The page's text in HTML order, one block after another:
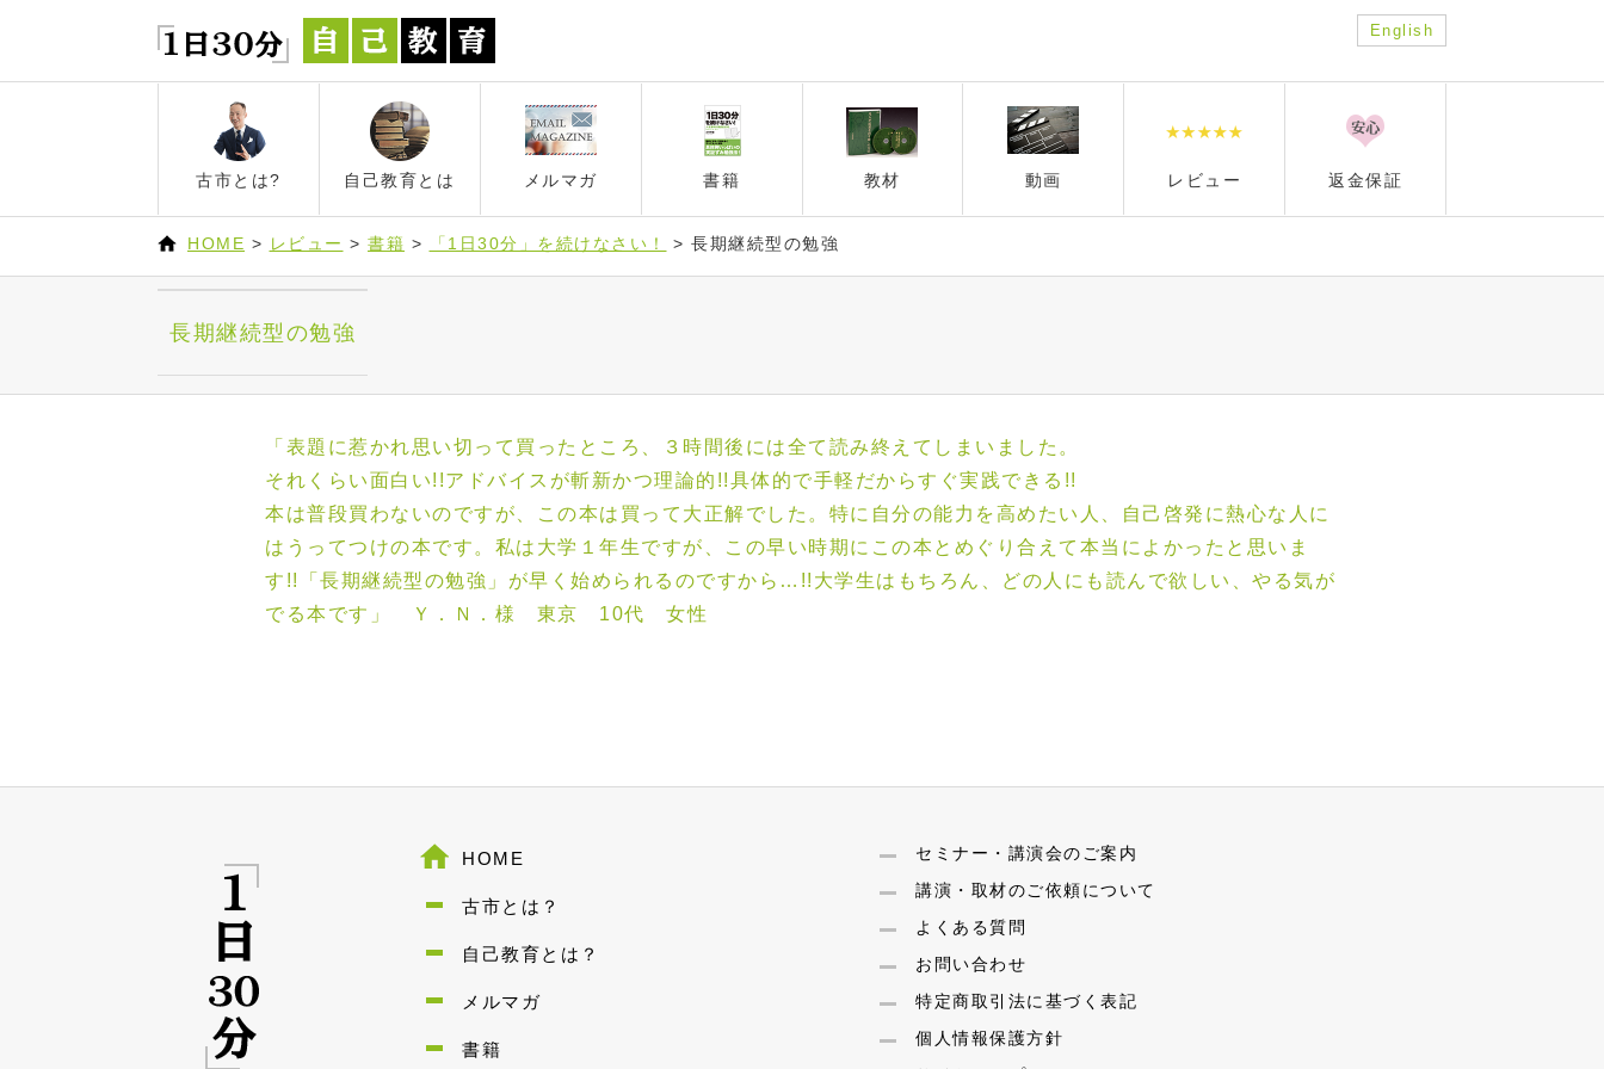
English
古市とは? 自己教育とは メルマガ 書籍 教材 動画 レビュー 返金保証
HOME > レビュー > 書籍 > 「1日30分」を続けなさい！ > 長期継続型の勉強
長期継続型の勉強
「表題に惹かれ思い切って買ったところ、３時間後には全て読み終えてしまいました。
それくらい面白い!!アドバイスが斬新かつ理論的!!具体的で手軽だからすぐ実践できる!!
本は普段買わないのですが、この本は買って大正解でした。特に自分の能力を高めたい人、自己啓発に熱心な人に
はうってつけの本です。私は大学１年生ですが、この早い時期にこの本とめぐり合えて本当によかったと思いま
す!!「長期継続型の勉強」が早く始められるのですから…!!大学生はもちろん、どの人にも読んで欲しい、やる気が
でる本です」 Ｙ．Ｎ．様 東京 10代 女性
HOME
古市とは？
自己教育とは？
メルマガ
書籍
セミナー・講演会のご案内
講演・取材のご依頼について
よくある質問
お問い合わせ
特定商取引法に基づく表記
個人情報保護方針